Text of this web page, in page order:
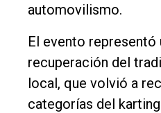
automovilismo.
El evento representó
recuperación del
local, que volvió a
categorías del